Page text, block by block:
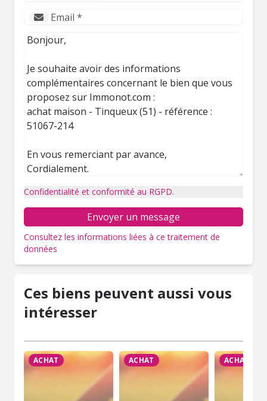
Confidentialité et conformité au RGPD.
Envoyer un message
Consultez les informations liées à ce traitement de
données
Ces biens peuvent aussi vous
intéresser
ACHAT ACHAT ACHAT